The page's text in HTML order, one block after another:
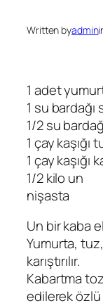
Written byadmin
1 adet
1 su bardağı
1/2 su
1 çay kaşığı
1 çay kaşığı
1/2 kilo un
nişasta
Un bir kaba
Yumurta,
karıştırılır.
Kabartma
edilerek